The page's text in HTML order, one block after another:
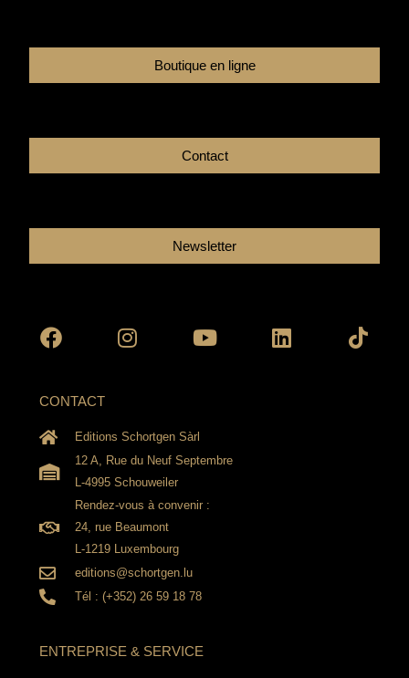
Boutique en ligne
Contact
Newsletter
CONTACT
Editions Schortgen Sàrl
12 A, Rue du Neuf Septembre
L-4995 Schouweiler
Rendez-vous à convenir :
24, rue Beaumont
L-1219 Luxembourg
editions@schortgen.lu
Tél : (+352) 26 59 18 78
ENTREPRISE & SERVICE